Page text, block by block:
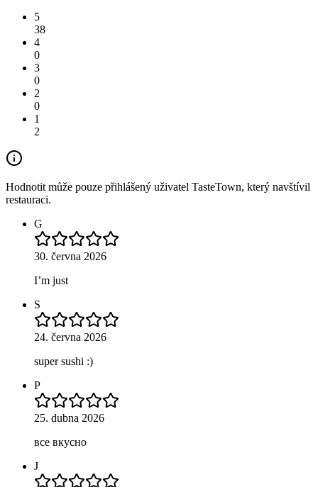
5
38
4
0
3
0
2
0
1
2
Hodnotit může pouze přihlášený uživatel TasteTown, který navštívil
restauraci.
G
30. června 2026
I’m just
S
24. června 2026
super sushi :)
P
25. dubna 2026
все вкусно
J